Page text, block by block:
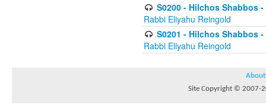
S0200 - Hilchos Shabbos
Rabbi Eliyahu Reingold
S0201 - Hilchos Shabbos
Rabbi Eliyahu Reingold
About
Site Copyright © 2007-